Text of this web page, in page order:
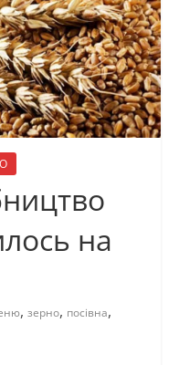
на
, зерно, посівна,